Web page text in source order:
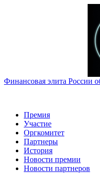
Финансовая элита России
Премия
Участие
Оргкомитет
Партнеры
История
Новости премии
Новости партнеров